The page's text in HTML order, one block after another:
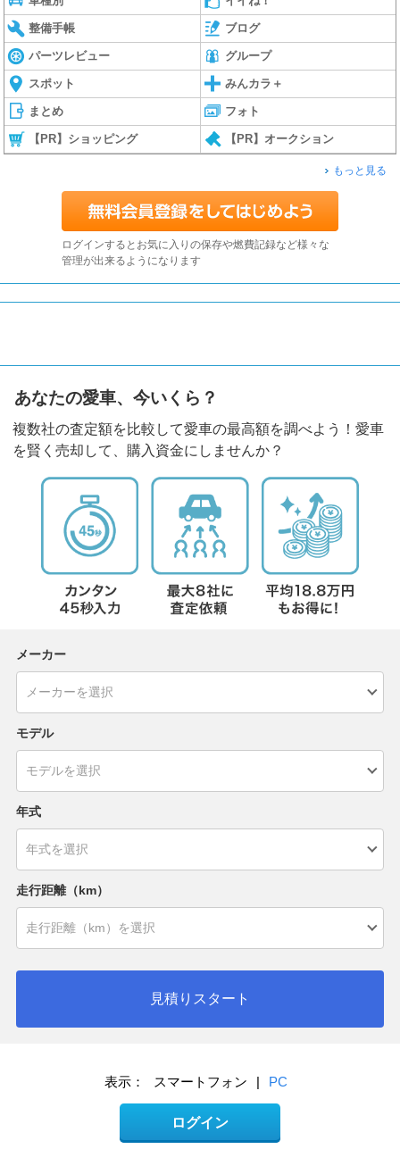
整備手帳 ブログ
パーツレビュー グループ
スポット みんカラ＋
まとめ フォト
【PR】ショッピング 【PR】オークション
もっと見る
ログインするとお気に入りの保存や燃費記録など様々な
管理が出来るようになります
あなたの愛車、今いくら？
複数社の査定額を比較して愛車の最高額を調べよう！愛車
を賢く売却して、購入資金にしませんか？
メーカー
モデル
年式
走行距離（km）
見積りスタート
表示： スマートフォン | PC
ログイン